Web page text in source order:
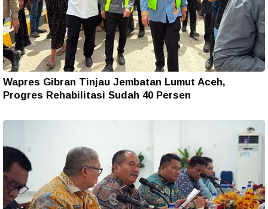
Wapres Gibran Tinjau Jembatan Lumut Aceh,
Progres Rehabilitasi Sudah 40 Persen